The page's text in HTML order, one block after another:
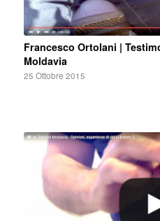
Francesco Ortolani |
Moldavia
25 Ottobre 2015